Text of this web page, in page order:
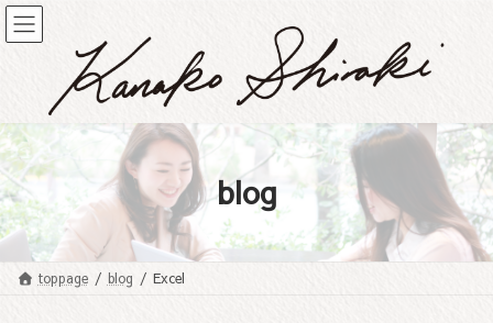
コ
ン
へ
ス
キ
ッ
プ
ナ
ビ
ョ
ン
に
移
動
blog
toppage blog Excel